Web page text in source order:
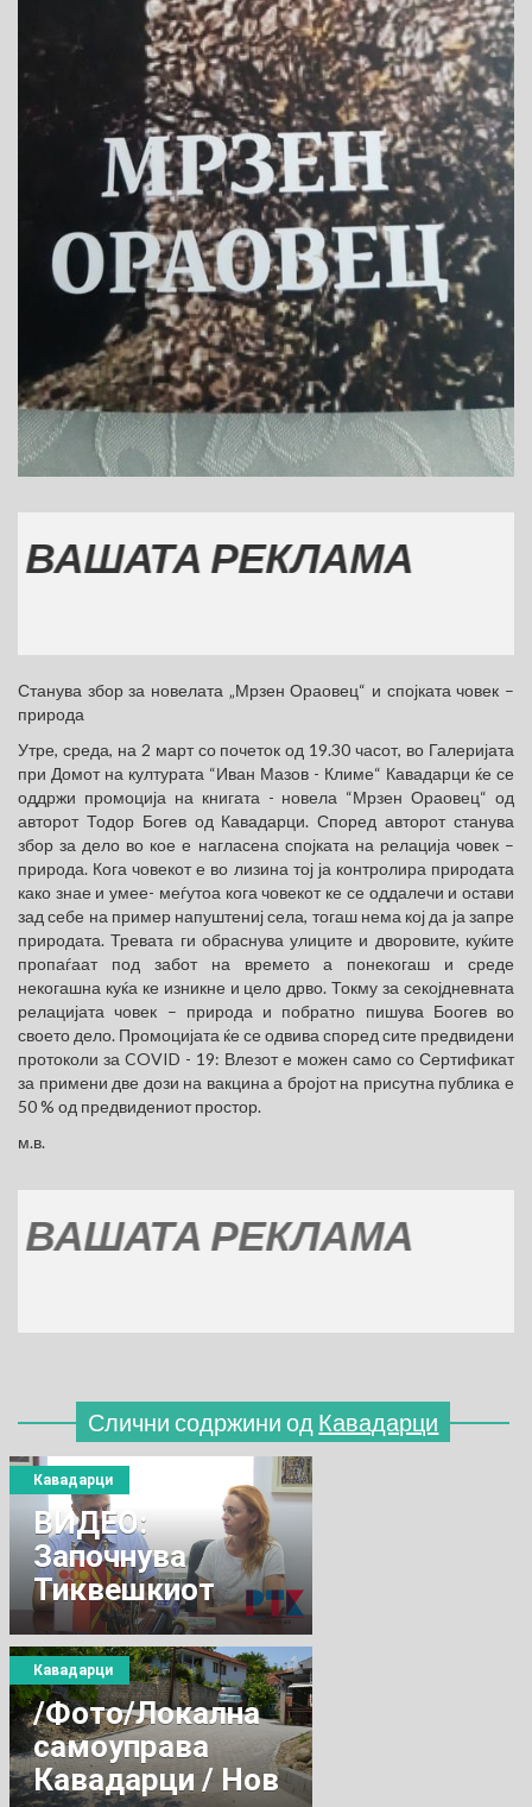
РЕКЛАМА
Станува збор за новелата „Мрзен Ораовец“ и спојката човек –
природа
Утре, среда, на 2 март со почеток од 19.30 часот, во Галеријата
при Домот на културата “Иван Мазов - Климе“ Кавадарци ќе се
оддржи промоција на книгата - новела “Мрзен Ораовец“ од
авторот Тодор Богев од Кавадарци. Според авторот станува
збор за дело во кое е нагласена спојката на релација човек –
природа. Кога човекот е во лизина тој ја контролира природата
како знае и умее- меѓутоа кога човекот ке се оддалечи и остави
зад себе на пример напуштениј села, тогаш нема кој да ја запре
природата. Тревата ги обраснува улиците и дворовите, куќите
пропаѓаат под забот на времето а понекогаш и среде
некогашна куќа ке изникне и цело дрво. Токму за секојдневната
релацијата човек – природа и побратно пишува Боогев во
своето дело. Промоцијата ќе се одвива според сите предвидени
протоколи за COVID - 19: Влезот е можен само со Сертификат
за примени две дози на вакцина а бројот на присутна публика е
50 % од предвидениот простор.
м.в.
РЕКЛАМА
Слични содржини од Кавадарци
ВИДЕО:
Започнува
Тиквешкиот
Гроздобер 2016
Кавадарци
/Фото/Локална
самоуправа
Кавадарци / Нов
Кавадарци